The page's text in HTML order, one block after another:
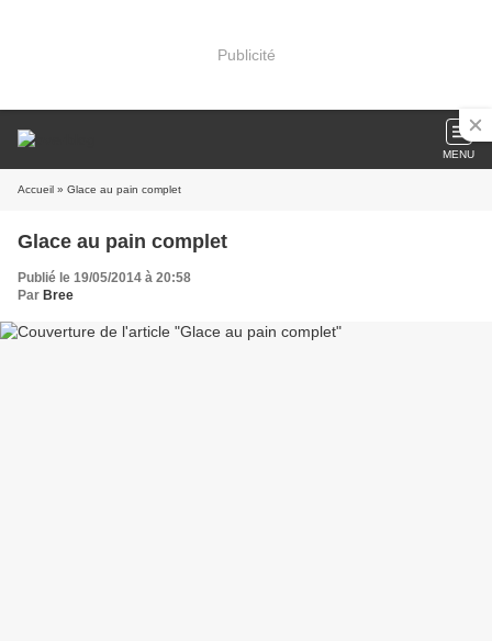
Publicité
MENU
Accueil » Glace au pain complet
Glace au pain complet
Publié le 19/05/2014 à 20:58
Par Bree